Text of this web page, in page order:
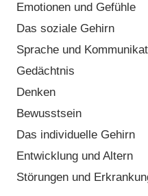
Emotionen und Gefühle
Das soziale Gehirn
Sprache und
Gedächtnis
Denken
Bewusstsein
Das individuelle Gehirn
Entwicklung und Altern
Störungen und